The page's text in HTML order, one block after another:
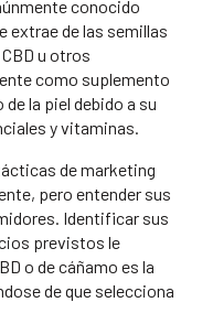
conocido
extrae de las semillas
u otros
como suplemento
la piel debido a su
y vitaminas.
de marketing
pero entender sus
Identificar sus
previstos le
o de cáñamo es la
de que selecciona